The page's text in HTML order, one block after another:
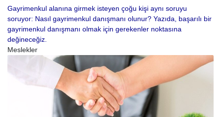
Gayrimenkul alanına girmek isteyen çoğu kişi aynı soruyu
soruyor: Nasıl gayrimenkul danışmanı olunur? Yazıda, başarılı bir
gayrimenkul danışmanı olmak için gerekenler noktasına
değineceğiz.
Meslekler